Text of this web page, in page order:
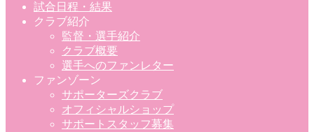
試合日程・結果
クラブ紹介
監督・選手紹介
クラブ概要
選手へのファンレター
ファンゾーン
サポーターズクラブ
オフィシャルショップ
サポートスタッフ募集